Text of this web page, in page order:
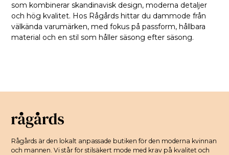
som kombinerar skandinavisk design, moderna detaljer
och hög kvalitet. Hos Rågårds hittar du dammode från
välkända varumärken, med fokus på passform, hållbara
material och en stil som håller säsong efter säsong.
Rågårds är den lokalt anpassade butiken för den moderna kvinnan
och mannen. Vi står för stilsäkert mode med krav på kvalitet och